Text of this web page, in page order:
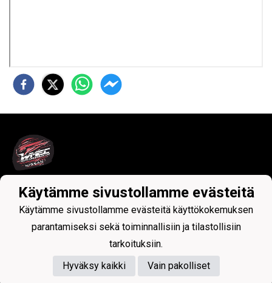
Tietosuojaseloste
Käytämme sivustollamme evästeitä
Käytämme sivustollamme evästeitä käyttökokemuksen
parantamiseksi sekä toiminnallisiin ja tilastollisiin
tarkoituksiin.
Hyväksy kaikki
Vain pakolliset